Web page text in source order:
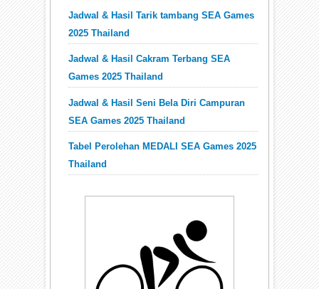
Jadwal & Hasil Tarik tambang SEA Games
2025 Thailand
Jadwal & Hasil Cakram Terbang SEA
Games 2025 Thailand
Jadwal & Hasil Seni Bela Diri Campuran
SEA Games 2025 Thailand
Tabel Perolehan MEDALI SEA Games 2025
Thailand